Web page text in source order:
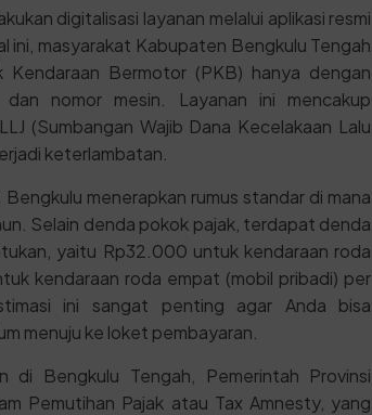
digitalisasi layanan melalui aplikasi resmi
ini, masyarakat Kabupaten Bengkulu Tengah
Bermotor (PKB) hanya dengan
nomor mesin. Layanan ini mencakup
(Sumbangan Wajib Dana Kecelakaan Lalu
keterlambatan.
menerapkan rumus standar di mana
Selain denda pokok pajak, terdapat denda
yaitu Rp32.000 untuk kendaraan roda
kendaraan roda empat (mobil pribadi) per
ini sangat penting agar Anda bisa
menuju ke loket pembayaran.
di Bengkulu Tengah, Pemerintah Provinsi
Pemutihan Pajak atau Tax Amnesty, yang